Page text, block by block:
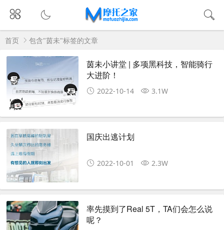
首页 包含"茵未"标签的文章
茵未小讲堂 | 多项黑科技，智能骑行
大进阶！
2022-10-14 3.1W
国庆出逃计划
2022-10-01 2.3W
率先摸到了Real 5T，TA们会怎么说
呢？